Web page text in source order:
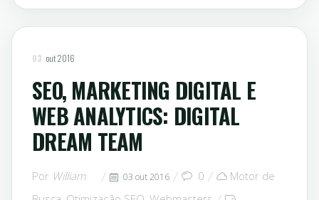
03 out 2016
SEO, MARKETING DIGITAL E
WEB ANALYTICS: DIGITAL
DREAM TEAM
Por William 03 out 2016 0
Motor de